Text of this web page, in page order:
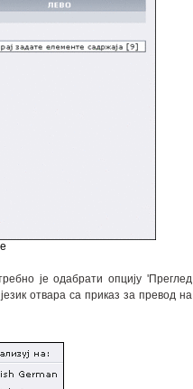
је одабрати опцију 'Преглед
отвара са приказ за превод на